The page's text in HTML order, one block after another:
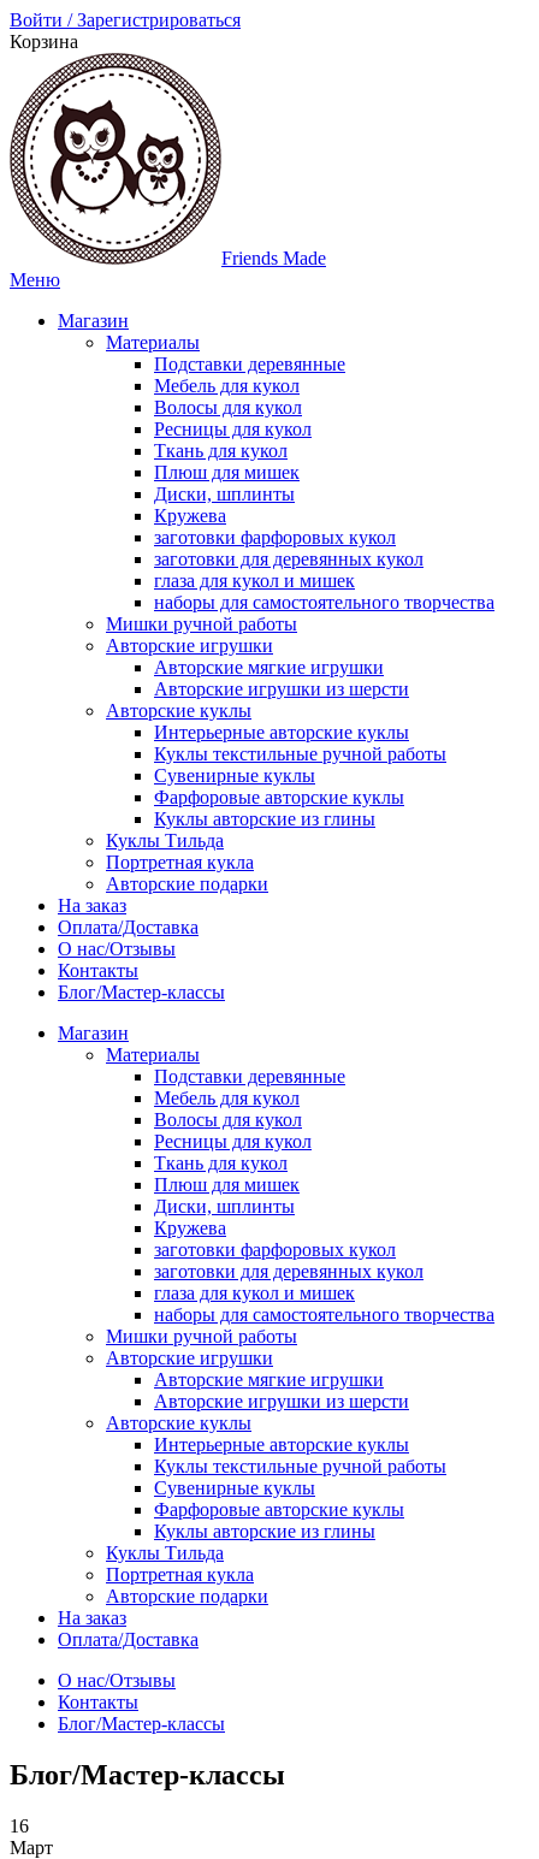
Войти / Зарегистрироваться
Корзина
Friends Made
Меню
Магазин
Материалы
Подставки деревянные
Мебель для кукол
Волосы для кукол
Ресницы для кукол
Ткань для кукол
Плюш для мишек
Диски, шплинты
Кружева
заготовки фарфоровых кукол
заготовки для деревянных кукол
глаза для кукол и мишек
наборы для самостоятельного творчества
Мишки ручной работы
Авторские игрушки
Авторские мягкие игрушки
Авторские игрушки из шерсти
Авторские куклы
Интерьерные авторские куклы
Куклы текстильные ручной работы
Сувенирные куклы
Фарфоровые авторские куклы
Куклы авторские из глины
Куклы Тильда
Портретная кукла
Авторские подарки
На заказ
Оплата/Доставка
О нас/Отзывы
Контакты
Блог/Мастер-классы
Магазин
Материалы
Подставки деревянные
Мебель для кукол
Волосы для кукол
Ресницы для кукол
Ткань для кукол
Плюш для мишек
Диски, шплинты
Кружева
заготовки фарфоровых кукол
заготовки для деревянных кукол
глаза для кукол и мишек
наборы для самостоятельного творчества
Мишки ручной работы
Авторские игрушки
Авторские мягкие игрушки
Авторские игрушки из шерсти
Авторские куклы
Интерьерные авторские куклы
Куклы текстильные ручной работы
Сувенирные куклы
Фарфоровые авторские куклы
Куклы авторские из глины
Куклы Тильда
Портретная кукла
Авторские подарки
На заказ
Оплата/Доставка
О нас/Отзывы
Контакты
Блог/Мастер-классы
Блог/Мастер-классы
16
Март